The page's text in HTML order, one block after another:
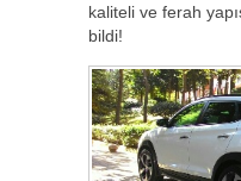
kaliteli ve ferah
bildi!